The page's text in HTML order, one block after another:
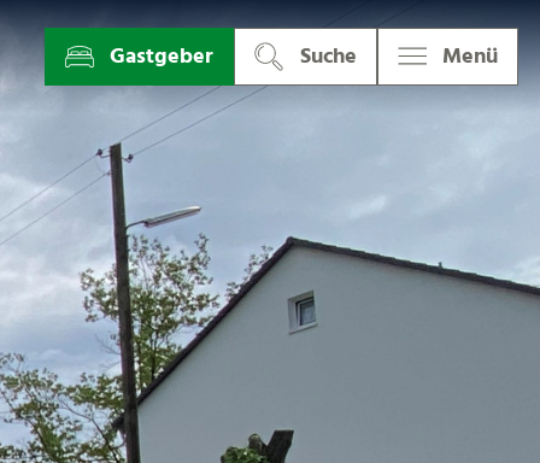
Gastgeber Suche Menü